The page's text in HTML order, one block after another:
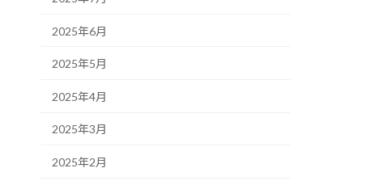
2025年6月
2025年5月
2025年4月
2025年3月
2025年2月